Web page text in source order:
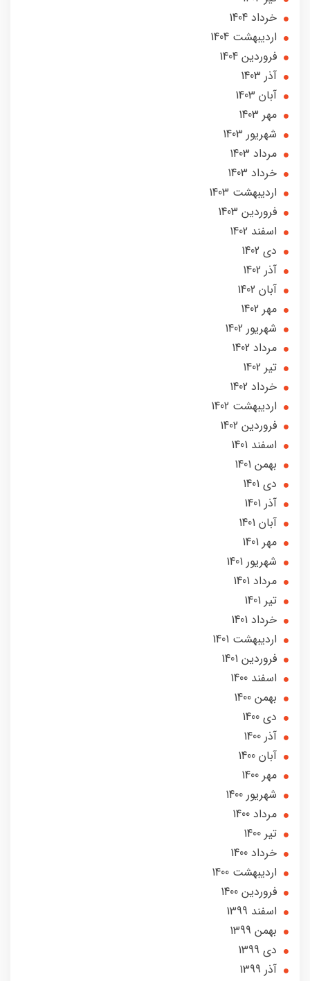
خرداد 1404
ارديبهشت 1404
فروردین 1404
آذر 1403
آبان 1403
مهر 1403
شهریور 1403
مرداد 1403
خرداد 1403
ارديبهشت 1403
فروردین 1403
اسفند 1402
دی 1402
آذر 1402
آبان 1402
مهر 1402
شهریور 1402
مرداد 1402
تير 1402
خرداد 1402
ارديبهشت 1402
فروردین 1402
اسفند 1401
بهمن 1401
دی 1401
آذر 1401
آبان 1401
مهر 1401
شهریور 1401
مرداد 1401
تير 1401
خرداد 1401
ارديبهشت 1401
فروردین 1401
اسفند 1400
بهمن 1400
دی 1400
آذر 1400
آبان 1400
مهر 1400
شهریور 1400
مرداد 1400
تير 1400
خرداد 1400
ارديبهشت 1400
فروردین 1400
اسفند 1399
بهمن 1399
دی 1399
آذر 1399